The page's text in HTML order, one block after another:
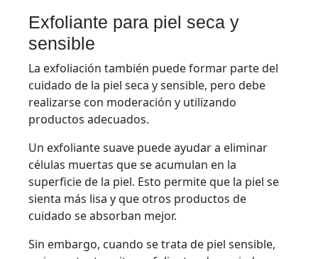
Exfoliante para piel seca y
sensible
La exfoliación también puede formar parte del
cuidado de la piel seca y sensible, pero debe
realizarse con moderación y utilizando
productos adecuados.
Un exfoliante suave puede ayudar a eliminar
células muertas que se acumulan en la
superficie de la piel. Esto permite que la piel se
sienta más lisa y que otros productos de
cuidado se absorban mejor.
Sin embargo, cuando se trata de piel sensible,